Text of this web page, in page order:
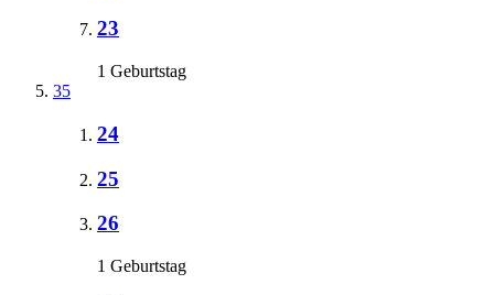
23
1 Geburtstag
35
24
25
26
1 Geburtstag